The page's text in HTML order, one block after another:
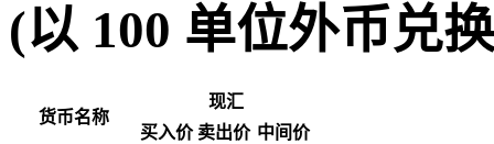
(以 100 单位外币兑
货币名称
现汇
买入价 卖出价 中间价